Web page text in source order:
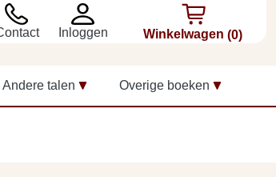
Inloggen Winkelwagen (0)
Andere talen Overige boeken